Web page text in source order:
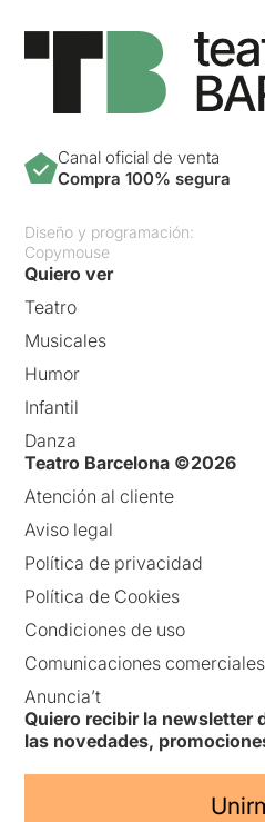
Canal oficial de venta
Compra 100% segura
Diseño y programación:
Copymouse
Quiero ver
Teatro
Musicales
Humor
Infantil
Danza
Teatro Barcelona ©2026
Atención al cliente
Aviso legal
Política de privacidad
Política de Cookies
Condiciones de uso
Comunicaciones
Anuncia’t
Quiero recibir la newsletter
las novedades,